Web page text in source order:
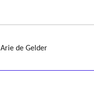
Arie de Gelder